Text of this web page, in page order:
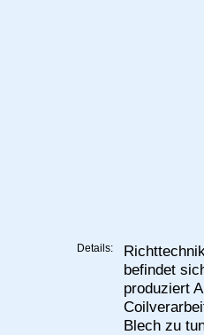
Details:
befindet
produziert
Blech zu